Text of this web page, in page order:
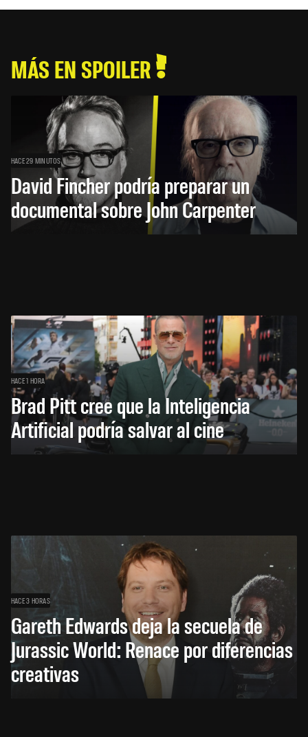
MÁS EN SPOILER
HACE 29 MINUTOS
David Fincher podría preparar un
documental sobre John Carpenter
HACE 1 HORA
Brad Pitt cree que la Inteligencia
Artificial podría salvar al cine
HACE 3 HORAS
Gareth Edwards deja la secuela de
Jurassic World: Renace por diferencias
creativas